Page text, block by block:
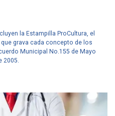
la Estampilla ProCultura, el
grava cada concepto de los
Municipal No.155 de Mayo
2005.